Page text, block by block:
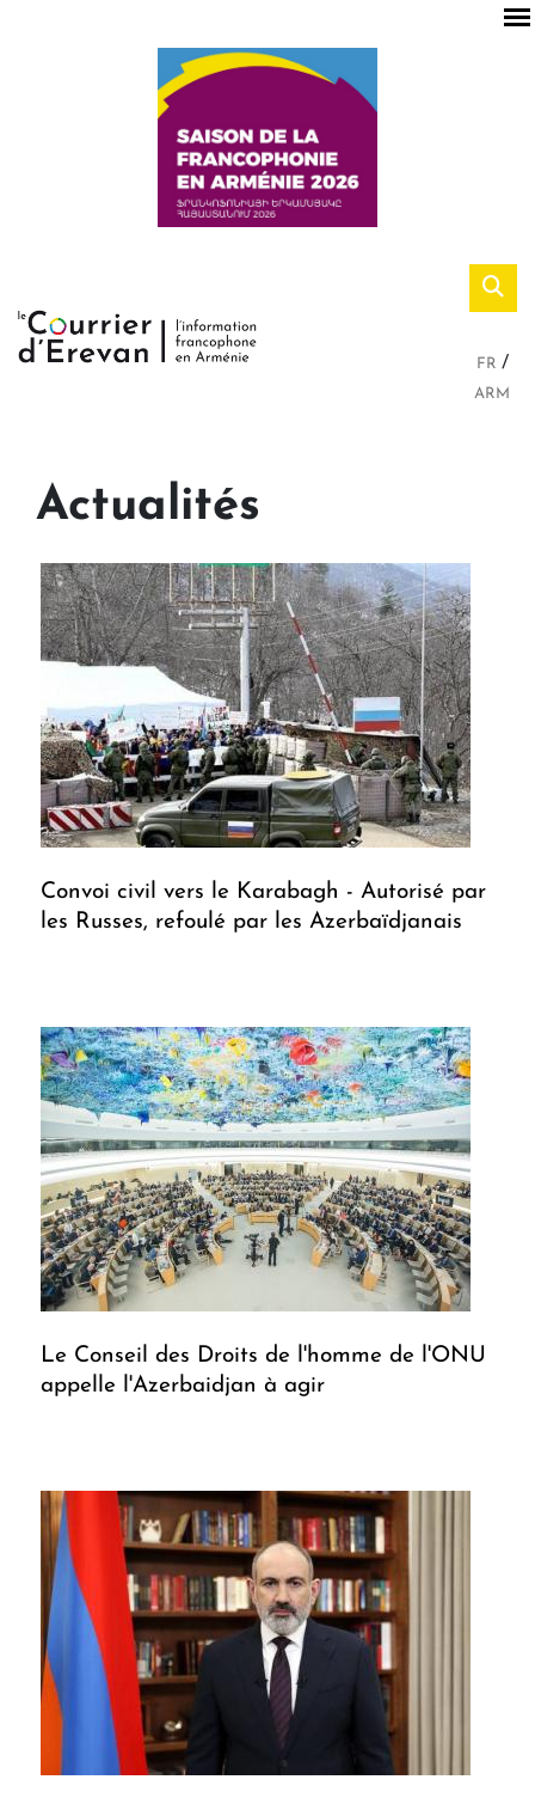
FR
ARM
Actualités
Convoi civil vers le Karabagh - Autorisé par
les Russes, refoulé par les Azerbaïdjanais
Le Conseil des Droits de l'homme de l'ONU
appelle l'Azerbaidjan à agir